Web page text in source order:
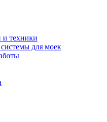
и техники
для моек